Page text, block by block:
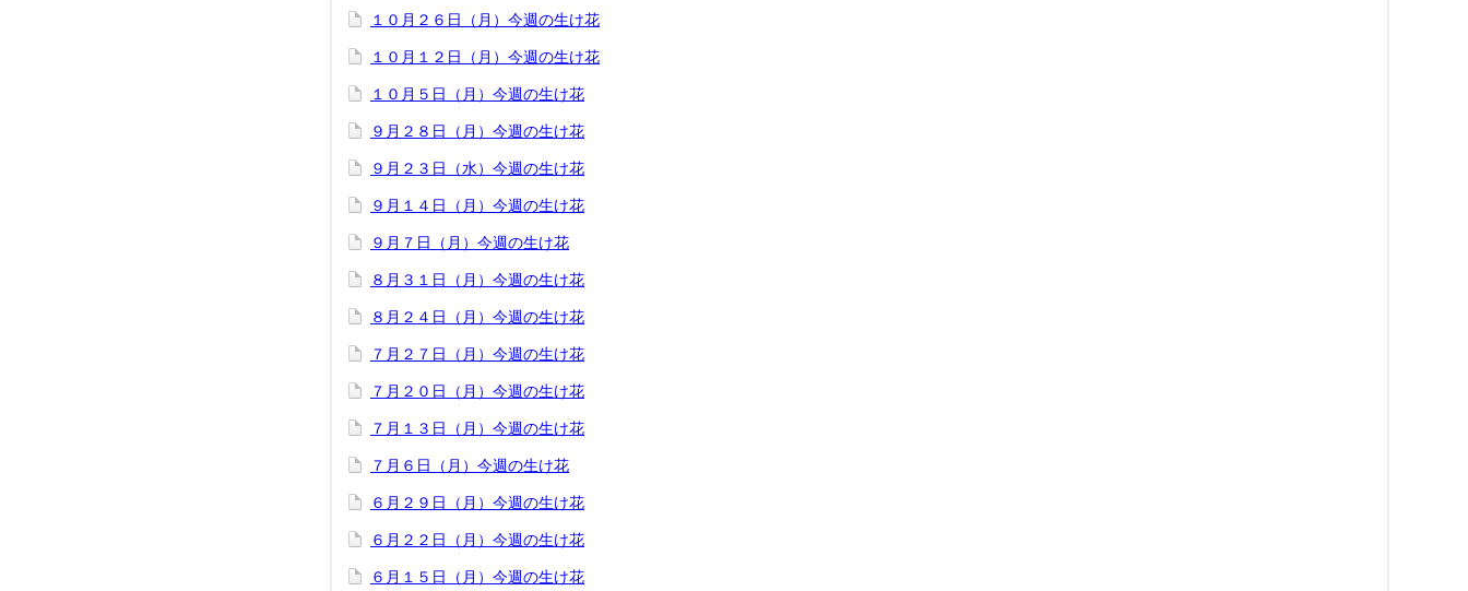
１０月２６日（月）今週の生け花
１０月１２日（月）今週の生け花
１０月５日（月）今週の生け花
９月２８日（月）今週の生け花
９月２３日（水）今週の生け花
９月１４日（月）今週の生け花
９月７日（月）今週の生け花
８月３１日（月）今週の生け花
８月２４日（月）今週の生け花
７月２７日（月）今週の生け花
７月２０日（月）今週の生け花
７月１３日（月）今週の生け花
７月６日（月）今週の生け花
６月２９日（月）今週の生け花
６月２２日（月）今週の生け花
６月１５日（月）今週の生け花